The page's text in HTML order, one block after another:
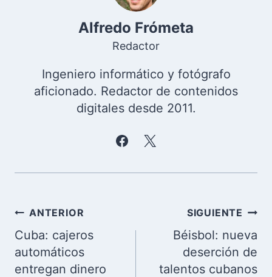
Alfredo Frómeta
Redactor
Ingeniero informático y fotógrafo
aficionado. Redactor de contenidos
digitales desde 2011.
Navegación
de
entradas
ANTERIOR
Cuba: cajeros
automáticos
entregan dinero
SIGUIENTE
Béisbol: nueva
deserción de
talentos cubanos